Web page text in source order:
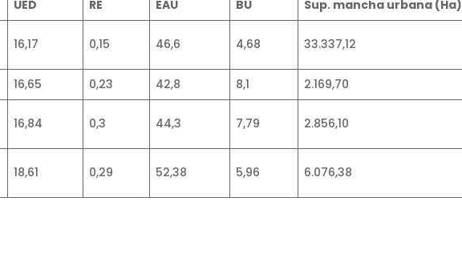
UED RE EAU BU
Sup. mancha urbana (Ha)
16,17 0,15 46,6 4,68 33.337,12
16,65 0,23 42,8 8,1
2.169,70
16,84 0,3 44,3 7,79 2.856,10
18,61 0,29 52,38 5,96 6.076,38